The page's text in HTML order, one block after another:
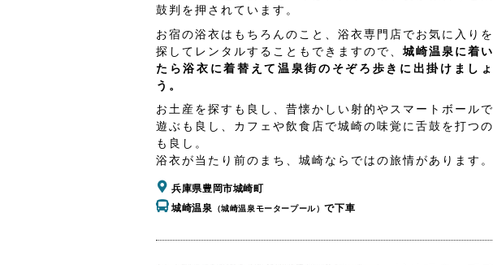
鼓判を押されています。
お宿の浴衣はもちろんのこと、浴衣専門店でお気に入りを
探してレンタルすることもできますので、 城崎温泉に着い
たら浴衣に着替えて温泉街のそぞろ歩きに出掛けましょ
う。
お土産を探すも良し、昔懐かしい射的やスマートボールで
遊ぶも良し、カフェや飲食店で城崎の味覚に舌鼓を打つの
も良し。
浴衣が当たり前のまち、城崎ならではの旅情があります。
兵庫県豊岡市城崎町
城崎温泉 （城崎温泉モータープール）で下車